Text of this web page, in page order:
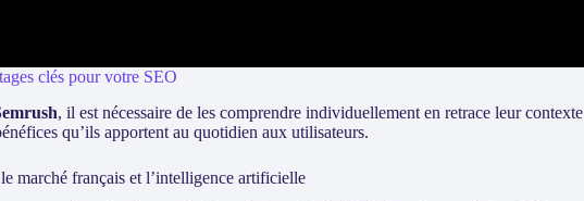
clés pour votre SEO
, il est nécessaire de les comprendre individuellement en retrace leur contexte
qu’ils apportent au quotidien aux utilisateurs.
marché français et l’intelligence artificielle